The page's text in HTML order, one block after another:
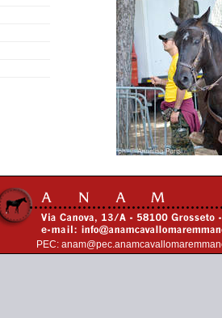
PEC: